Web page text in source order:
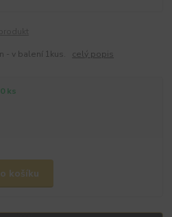
- v balení 1kus. celý popis
ks
košíku